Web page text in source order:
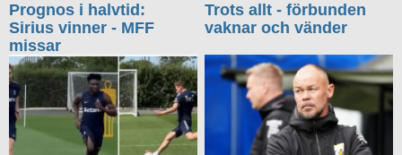
Prognos i halvtid:
Sirius vinner - MFF
missar
Trots allt - förbunden
vaknar och vänder